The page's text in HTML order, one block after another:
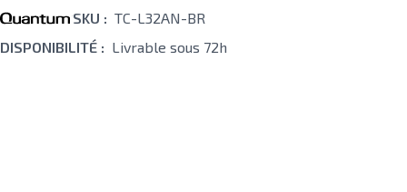
SKU : TC-L32AN-BR
DISPONIBILITÉ : Livrable sous 72h